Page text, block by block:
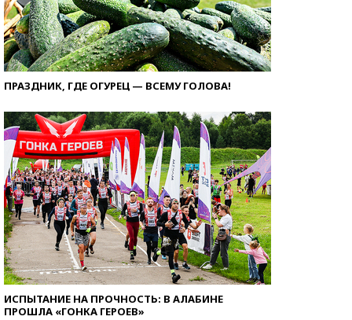
ПРАЗДНИК, ГДЕ ОГУРЕЦ — ВСЕМУ ГОЛОВА!
ИСПЫТАНИЕ НА ПРОЧНОСТЬ: В АЛАБИНЕ
ПРОШЛА «ГОНКА ГЕРОЕВ»